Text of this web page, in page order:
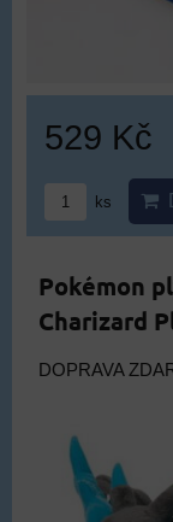
529 Kč
ks
Pokémon
Charizard
DOPRAVA